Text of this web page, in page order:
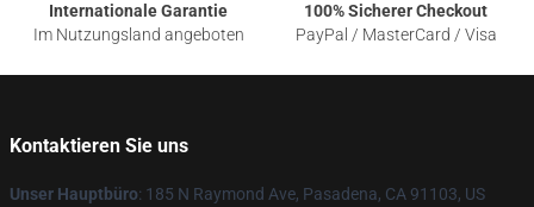
Internationale Garantie
Im Nutzungsland angeboten
100% Sicherer Checkout
PayPal / MasterCard / Visa
Kontaktieren Sie uns
Unser Hauptbüro: 185 N Raymond Ave, Pasadena, CA 91103, US